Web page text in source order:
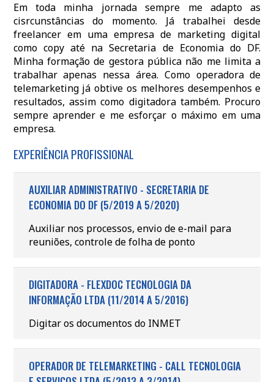
Em toda minha jornada sempre me adapto as
cisrcunstâncias do momento. Já trabalhei desde
freelancer em uma empresa de marketing digital
como copy até na Secretaria de Economia do DF.
Minha formação de gestora pública não me limita a
trabalhar apenas nessa área. Como operadora de
telemarketing já obtive os melhores desempenhos e
resultados, assim como digitadora também. Procuro
sempre aprender e me esforçar o máximo em uma
empresa.
EXPERIÊNCIA PROFISSIONAL
AUXILIAR ADMINISTRATIVO - SECRETARIA DE
ECONOMIA DO DF (5/2019 A 5/2020)
Auxiliar nos processos, envio de e-mail para
reuniões, controle de folha de ponto
DIGITADORA - FLEXDOC TECNOLOGIA DA
INFORMAÇÃO LTDA (11/2014 A 5/2016)
Digitar os documentos do INMET
OPERADOR DE TELEMARKETING - CALL TECNOLOGIA